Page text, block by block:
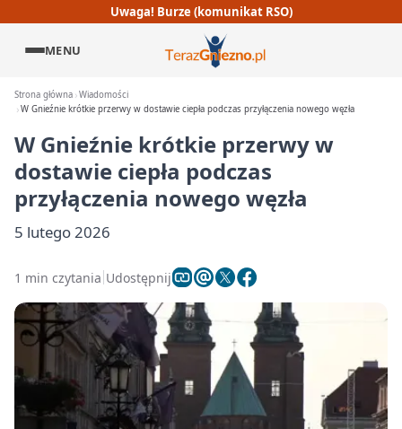
Uwaga! Burze (komunikat RSO)
MENU
Strona główna Wiadomości
W Gnieźnie krótkie przerwy w dostawie ciepła podczas przyłączenia nowego węzła
W Gnieźnie krótkie przerwy w
dostawie ciepła podczas
przyłączenia nowego węzła
5 lutego 2026
1 min czytania Udostępnij